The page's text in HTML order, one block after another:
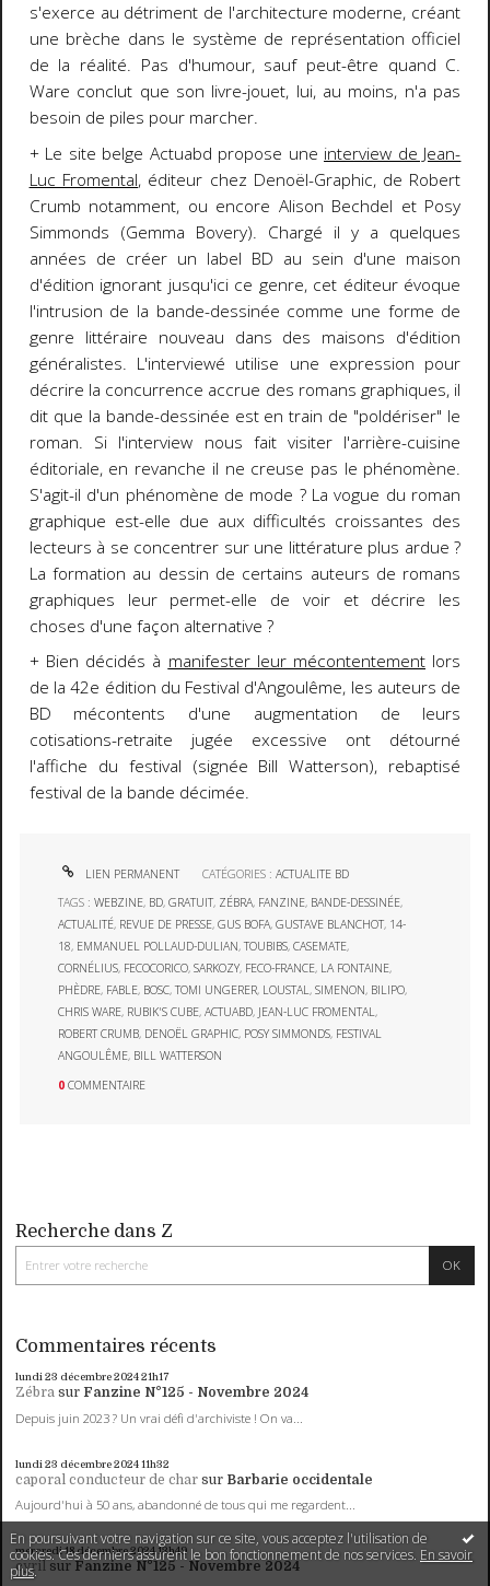
En poursuivant votre navigation sur ce site, vous acceptez l'utilisation de
cookies. Ces derniers assurent le bon fonctionnement de nos services. En savoir
plus.
s'exerce au détriment de l'architecture moderne, créant
une brèche dans le système de représentation officiel
de la réalité. Pas d'humour, sauf peut-être quand C.
Ware conclut que son livre-jouet, lui, au moins, n'a pas
besoin de piles pour marcher.
+ Le site belge Actuabd propose une interview de Jean-
Luc Fromental, éditeur chez Denoël-Graphic, de Robert
Crumb notamment, ou encore Alison Bechdel et Posy
Simmonds (Gemma Bovery). Chargé il y a quelques
années de créer un label BD au sein d'une maison
d'édition ignorant jusqu'ici ce genre, cet éditeur évoque
l'intrusion de la bande-dessinée comme une forme de
genre littéraire nouveau dans des maisons d'édition
généralistes. L'interviewé utilise une expression pour
décrire la concurrence accrue des romans graphiques, il
dit que la bande-dessinée est en train de "poldériser" le
roman. Si l'interview nous fait visiter l'arrière-cuisine
éditoriale, en revanche il ne creuse pas le phénomène.
S'agit-il d'un phénomène de mode ? La vogue du roman
graphique est-elle due aux difficultés croissantes des
lecteurs à se concentrer sur une littérature plus ardue ?
La formation au dessin de certains auteurs de romans
graphiques leur permet-elle de voir et décrire les
choses d'une façon alternative ?
+ Bien décidés à manifester leur mécontentement lors
de la 42e édition du Festival d'Angoulême, les auteurs de
BD mécontents d'une augmentation de leurs
cotisations-retraite jugée excessive ont détourné
l'affiche du festival (signée Bill Watterson), rebaptisé
festival de la bande décimée.
LIEN PERMANENT CATÉGORIES :ACTUALITE BD
TAGS :WEBZINE, BD,GRATUIT, ZÉBRA, FANZINE, BANDE-DESSINÉE,
ACTUALITÉ, REVUE DE PRESSE,GUS BOFA,GUSTAVE BLANCHOT, 14-
18, EMMANUEL POLLAUD-DULIAN,TOUBIBS,CASEMATE,
CORNÉLIUS, FECOCORICO,SARKOZY, FECO-FRANCE, LA FONTAINE,
PHÈDRE, FABLE, BOSC,TOMI UNGERER, LOUSTAL,SIMENON, BILIPO,
CHRIS WARE, RUBIK'S CUBE,ACTUABD, JEAN-LUC FROMENTAL,
ROBERT CRUMB, DENOËL GRAPHIC, POSY SIMMONDS, FESTIVAL
ANGOULÊME, BILL WATTERSON
0 COMMENTAIRE
Recherche dans Z
Commentaires récents
lundi 23 décembre 202421h17
Zébra sur Fanzine N°125 - Novembre 2024
Depuis juin 2023 ? Un vrai défi d'archiviste ! On va...
lundi 23 décembre 202411h32
caporal conducteur de char sur Barbarie occidentale
Aujourd'hui à 50 ans, abandonné de tous qui me regardent...
mercredi 18décembre 2024 13h49
cyril sur Fanzine N°125 - Novembre 2024